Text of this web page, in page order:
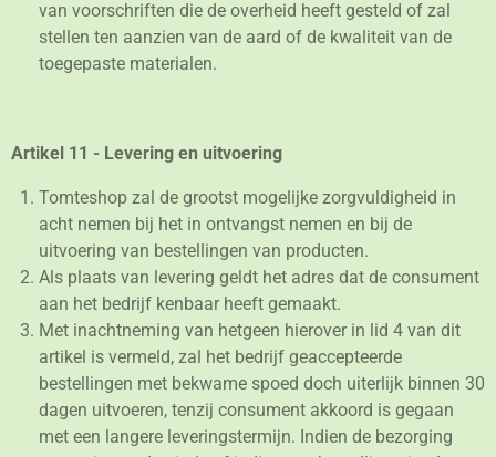
van voorschriften die de overheid heeft gesteld of zal
stellen ten aanzien van de aard of de kwaliteit van de
toegepaste materialen.
Artikel 11 - Levering en uitvoering
Tomteshop zal de grootst mogelijke zorgvuldigheid in
acht nemen bij het in ontvangst nemen en bij de
uitvoering van bestellingen van producten.
Als plaats van levering geldt het adres dat de consument
aan het bedrijf kenbaar heeft gemaakt.
Met inachtneming van hetgeen hierover in lid 4 van dit
artikel is vermeld, zal het bedrijf geaccepteerde
bestellingen met bekwame spoed doch uiterlijk binnen 30
dagen uitvoeren, tenzij consument akkoord is gegaan
met een langere leveringstermijn. Indien de bezorging